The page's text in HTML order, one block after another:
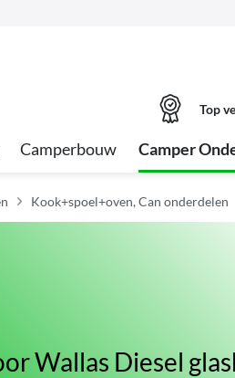
Top
Camperbouw Camper
Kook+spoel+oven, Can onderdelen
Wallas Diesel